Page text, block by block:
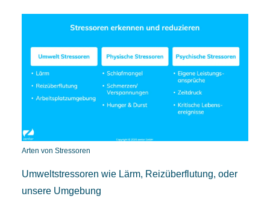
Arten von Stressoren
Umweltstressoren wie Lärm, Reizüberflutung, oder
unsere Umgebung